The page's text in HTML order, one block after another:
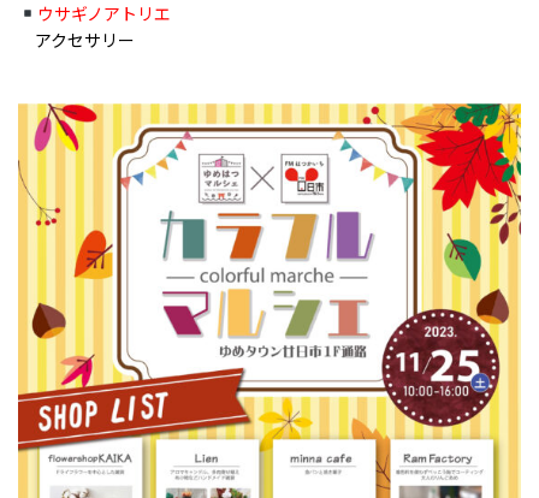
ウサギノアトリエ
アクセサリー